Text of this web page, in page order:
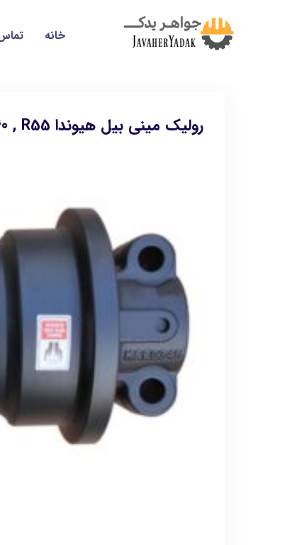
خانه
رولیک مینی بیل هیوندا R60 , R55